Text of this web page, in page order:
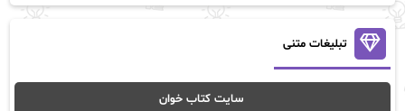
آن ماری سلینکو آنا تاد
آنالیا
آوا موسوی آیدا (Aixi)
تبلیغات متنی
سایت کتاب خوان